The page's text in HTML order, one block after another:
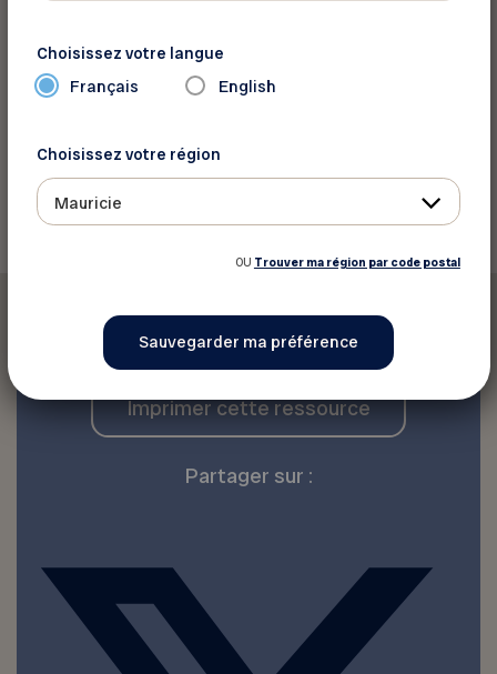
En savoir plus sur ce programme
Retour aux ressources
Imprimer cette ressource
Partager sur :
Choisissez votre langue
Français English
Choisissez votre région
Mauricie
OU Trouver ma région par code postal